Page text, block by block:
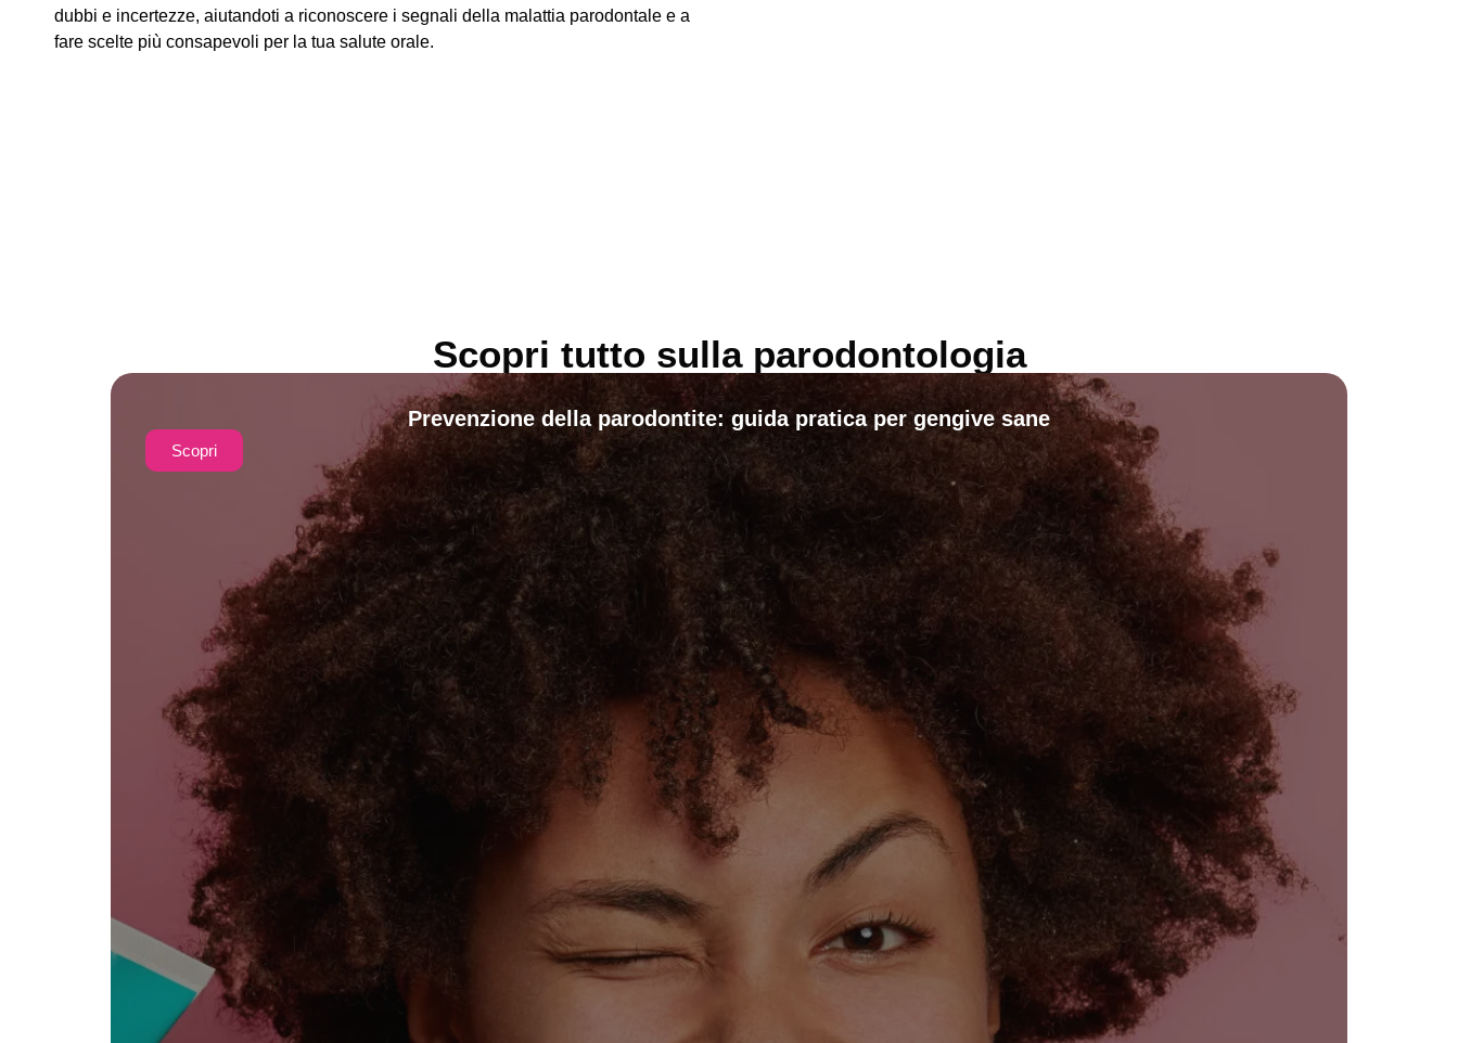
dubbi e incertezze, aiutandoti a riconoscere i segnali della malattia parodontale e a
fare scelte più consapevoli per la tua salute orale.
Scopri tutto sulla parodontologia
Prevenzione della parodontite: guida pratica per gengive sane
Scopri